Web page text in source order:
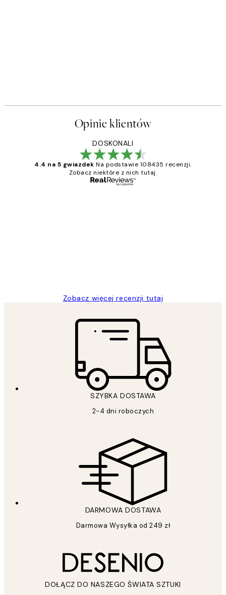
Opinie klientów
DOSKONALI
4.4 na 5 gwiazdek Na podstawie 108435 recenzji.
Zobacz niektóre z nich tutaj.
Zobacz więcej recenzji tutaj
SZYBKA DOSTAWA
2-4 dni roboczych
DARMOWA DOSTAWA
Darmowa Wysyłka od 249 zł
DOŁĄCZ DO NASZEGO ŚWIATA SZTUKI